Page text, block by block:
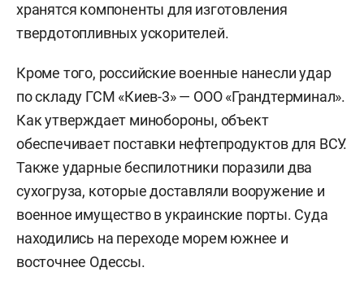
хранятся компоненты для изготовления
твердотопливных ускорителей.
Кроме того, российские военные нанесли удар
по складу ГСМ «Киев-3» — ООО «Грандтерминал».
Как утверждает минобороны, объект
обеспечивает поставки нефтепродуктов для ВСУ.
Также ударные беспилотники поразили два
сухогруза, которые доставляли вооружение и
военное имущество в украинские порты. Суда
находились на переходе морем южнее и
восточнее Одессы.